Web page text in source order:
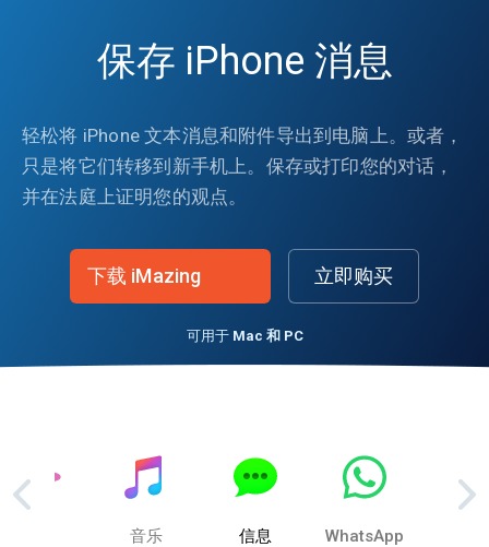
保存 iPhone 消息
轻松将 iPhone 文本消息和附件导出到电脑上。或者，
只是将它们转移到新手机上。保存或打印您的对话，
并在法庭上证明您的观点。
下载 iMazing 立即购买
可用于 Mac 和 PC
音乐 信息 WhatsApp